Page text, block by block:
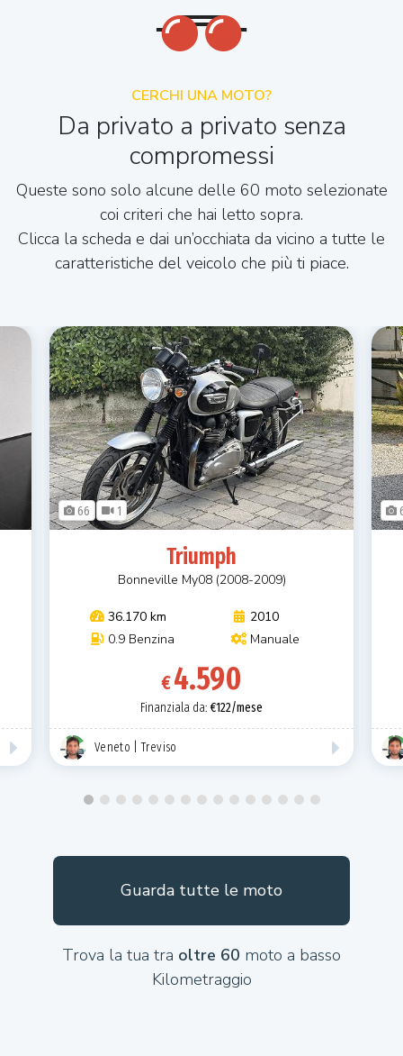
CERCHI UNA MOTO?
Da privato a privato senza
compromessi
Queste sono solo alcune delle 60 moto selezionate
coi criteri che hai letto sopra.
Clicca la scheda e dai un’occhiata da vicino a tutte le
caratteristiche del veicolo che più ti piace.
Triumph
Bonneville My08 (2008-2009)
36.170 km
2010
0.9 Benzina
Manuale
€4.590
Finanziala da: €122/mese
Veneto | Treviso
66 1
Guarda tutte le moto
Trova la tua tra oltre 60 moto a basso
Kilometraggio